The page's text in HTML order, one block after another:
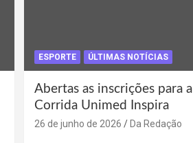
ESPORTE ÚLTIMAS NOTÍCIAS
Abertas as inscrições para a
Corrida Unimed Inspira
26 de junho de 2026 Da Redação